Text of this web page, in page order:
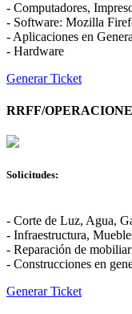
- Computadores,
- Software: Mozilla
- Aplicaciones en
- Hardware
Generar Ticket
RRFF/
Solicitudes:
- Corte de Luz, Agua,
- Infraestructura,
- Reparación de
- Construcciones en
Generar Ticket